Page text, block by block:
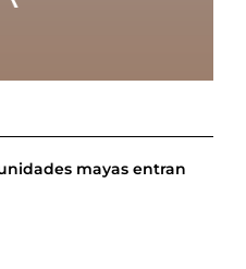
mayas entran